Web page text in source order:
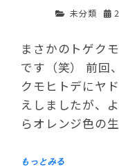
未分類
まさかのトゲ
です（笑） 前回
クモヒトデにヤ
えしましたが、
らオレンジ色の